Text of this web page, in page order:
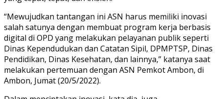
“Mewujudkan tantangan ini ASN harus memiliki inovasi
salah satunya dengan membuat program kerja berbasis
digital di OPD yang melakukan pelayanan publik seperti
Dinas Kependudukan dan Catatan Sipil, DPMPTSP, Dinas
Pendidikan, Dinas Kesehatan, dan lainnya,” katanya saat
melakukan pertemuan dengan ASN Pemkot Ambon, di
Ambon, Jumat (20/5/2022).